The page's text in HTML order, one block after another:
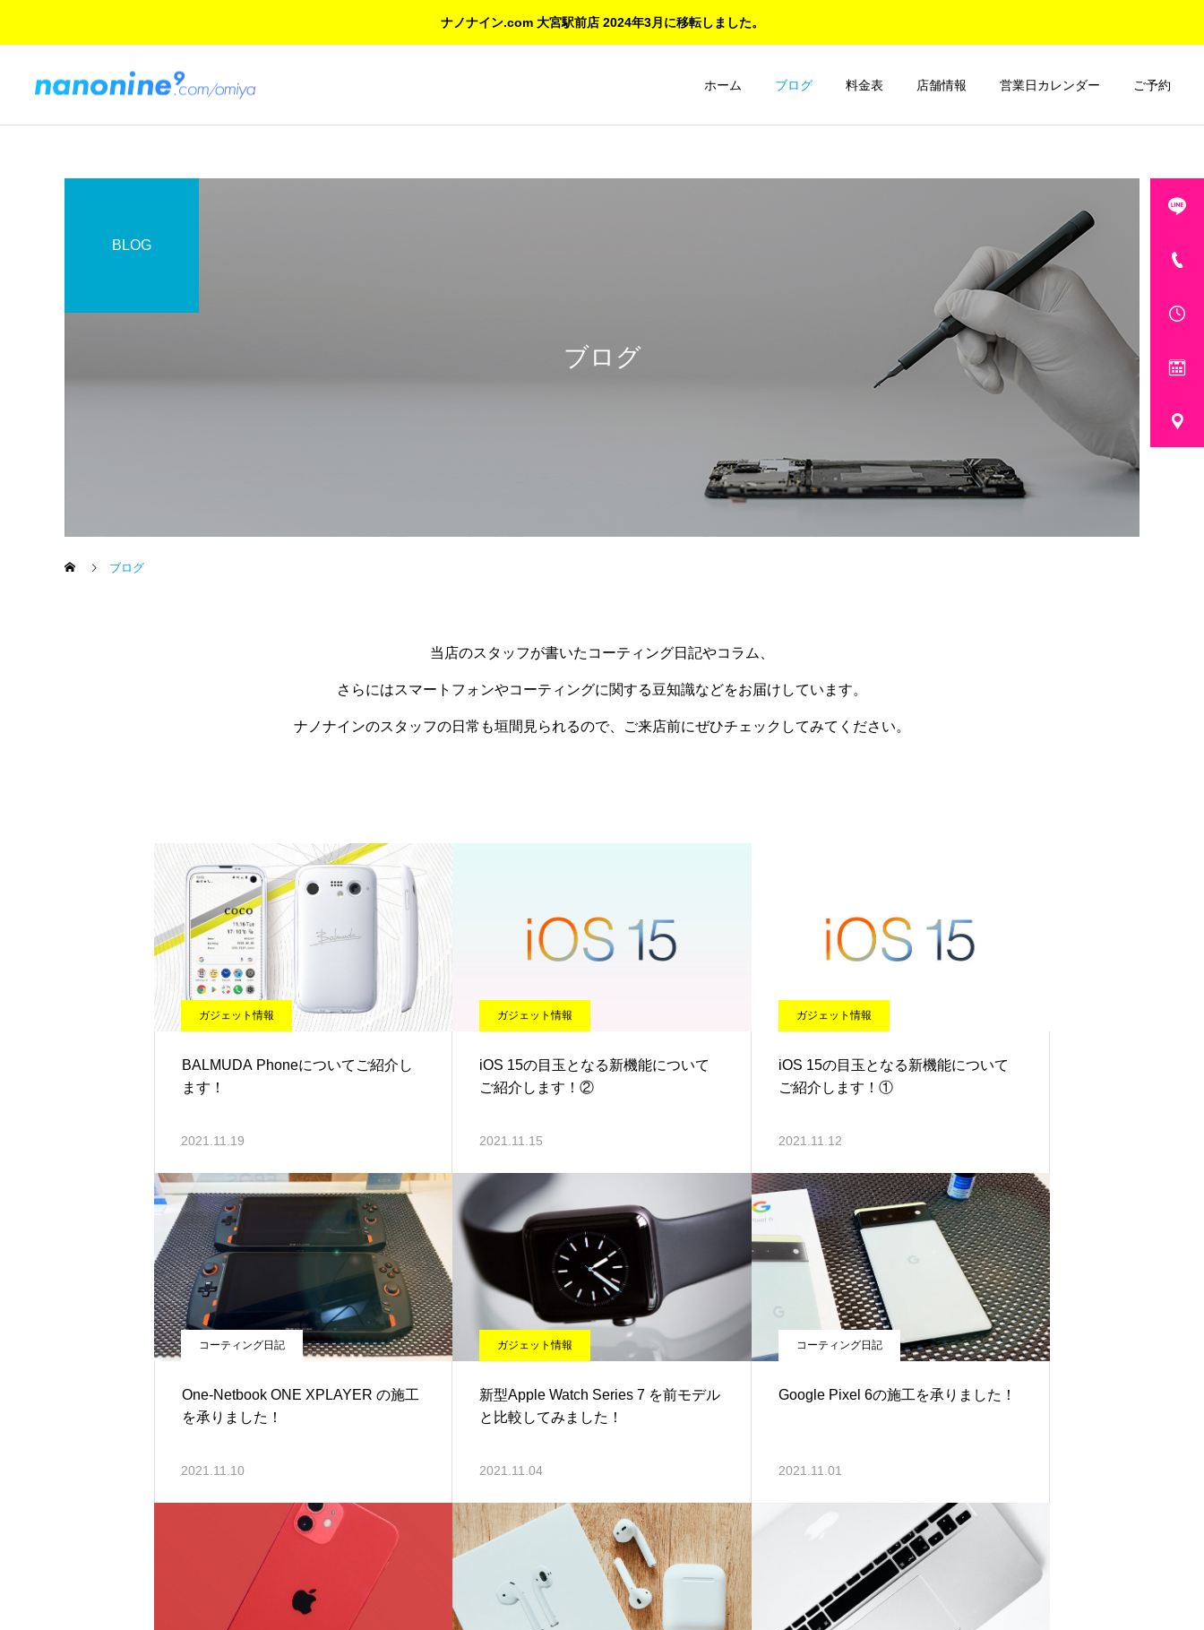
ナノナイン.com 大宮駅前店 2024年3月に移転しました。
ホーム ブログ 料金表 店舗情報 営業日カレンダー ご予約
Googleの新製品発表：
ナノナイン.com大宮マルイ
店おすすめのコーティング
対象デバイスTOP3！
ご紹介とお知らせ
ナノナイン.com 大宮マル
イ店 店舗移転のお知らせ
ブログ
BLOG
ブログ
当店のスタッフが書いたコーティング日記やコラム、
さらにはスマートフォンやコーティングに関する豆知識などをお届けしています。
ナノナインのスタッフの日常も垣間見られるので、ご来店前にぜひチェックしてみてください。
ガジェット情報
BALMUDA Phoneについてご紹介し
ます！
2021.11.19
ガジェット情報
iOS 15の目玉となる新機能について
ご紹介します！②
2021.11.15
ガジェット情報
iOS 15の目玉となる新機能について
ご紹介します！①
2021.11.12
コーティング日記
One-Netbook ONE XPLAYER の施工
を承りました！
2021.11.10
ガジェット情報
新型Apple Watch Series 7 を前モデル
と比較してみました！
2021.11.04
コーティング日記
Google Pixel 6の施工を承りました！
2021.11.01